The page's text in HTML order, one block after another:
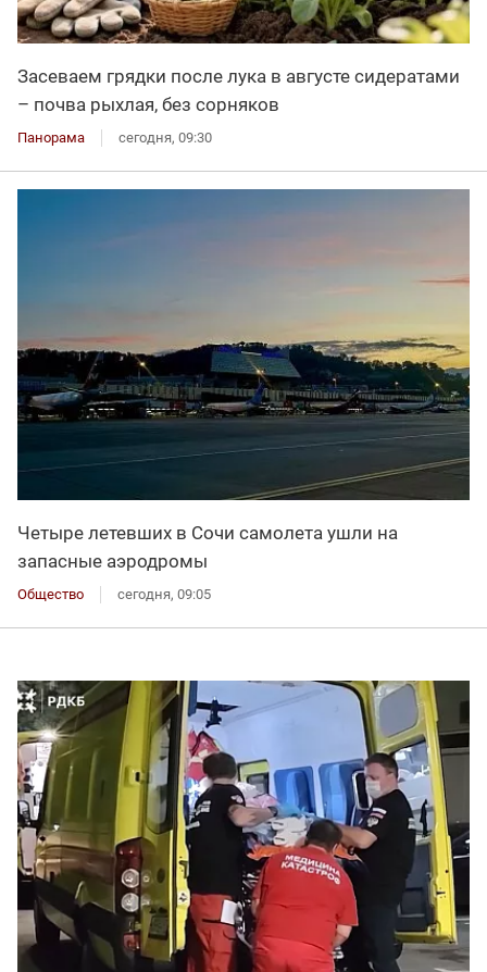
Засеваем грядки после лука в августе сидератами
– почва рыхлая, без сорняков
Панорама сегодня, 09:30
Четыре летевших в Сочи самолета ушли на
запасные аэродромы
Общество сегодня, 09:05